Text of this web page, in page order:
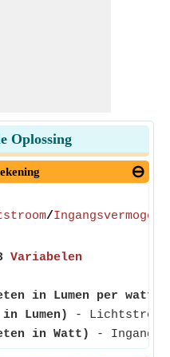
Oplossing
/Ingangsvermogen
Variabelen
in Lumen per watt)
in Lumen)
-
in Watt) -